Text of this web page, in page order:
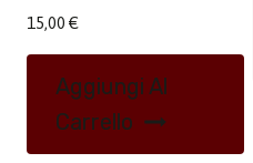
15,00 €
Aggiungi Al
Carrello